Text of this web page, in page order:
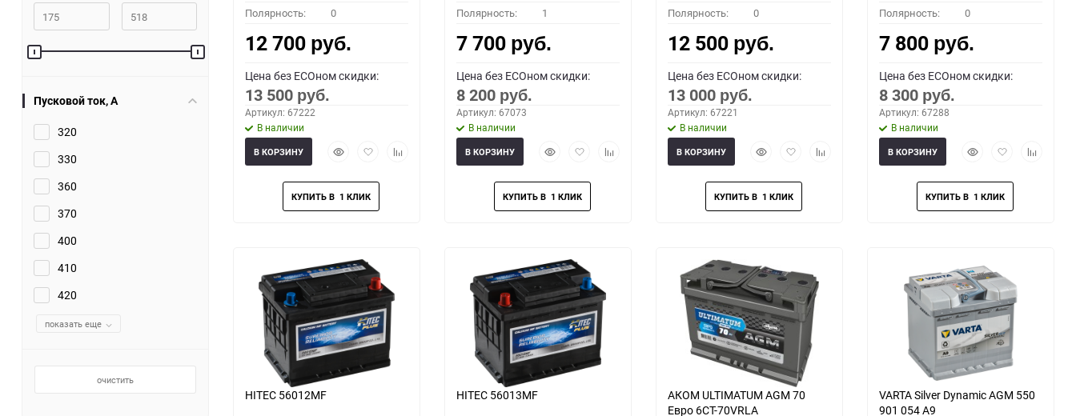
Пусковой ток, A
320
330
360
370
400
410
420
показать еще
очистить
Полярность: 0
12 700 руб.
Цена без ECOном скидки:
13 500 руб.
Артикул: 67222
В наличии
БыстрыйДобавить
избранное
Добавить
В КОРЗИНУ
Полярность: 1
7 700 руб.
Цена без ECOном скидки:
8 200 руб.
Артикул: 67073
В наличии
БыстрыйДобавить
избранное
Добавить
В КОРЗИНУ
Полярность: 0
12 500 руб.
Цена без ECOном скидки:
13 000 руб.
Артикул: 67221
В наличии
БыстрыйДобавить
избранное
Добавить
В КОРЗИНУ
Полярность: 0
7 800 руб.
Цена без ECOном скидки:
8 300 руб.
Артикул: 67288
В наличии
БыстрыйДобавить
избранное
Добавить
В КОРЗИНУ
HITEC 56012MF HITEC 56013MF
АКОМ ULTIMATUM AGM 70
Евро 6СТ-70VRLA
VARTA Silver Dynamic AGM 550
901 054 A9